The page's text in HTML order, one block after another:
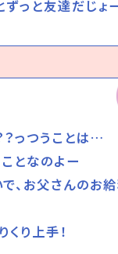
っと友達だじょー
っつうことは…
となのよー
、お父さんのお
り上手！